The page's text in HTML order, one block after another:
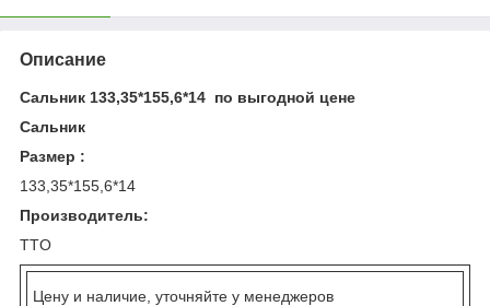
Описание
Сальник 133,35*155,6*14 по выгодной цене
Сальник
Размер :
133,35*155,6*14
Производитель:
TTO
Цену и наличие, уточняйте у менеджеров